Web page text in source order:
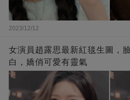
2023/12/12
女演員趙露思最新紅毯生圖，
白，嬌俏可愛有靈氣